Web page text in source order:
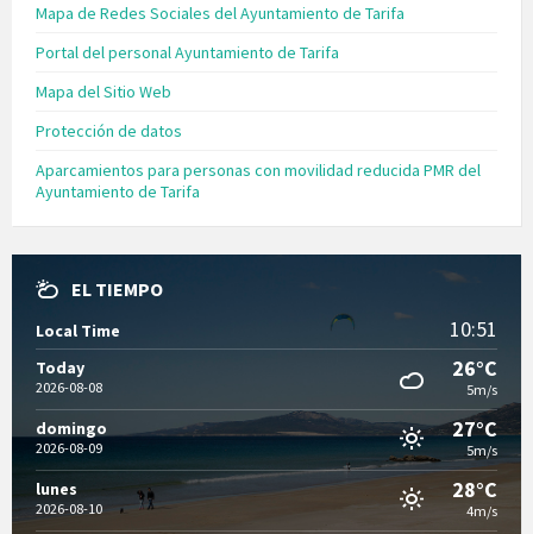
Mapa de Redes Sociales del Ayuntamiento de Tarifa
Portal del personal Ayuntamiento de Tarifa
Mapa del Sitio Web
Protección de datos
Aparcamientos para personas con movilidad reducida PMR del
Ayuntamiento de Tarifa
EL TIEMPO
Local Time 10:51
Today
2026-08-08
26°C
5m/s
domingo
2026-08-09
27°C
5m/s
lunes
2026-08-10
28°C
4m/s